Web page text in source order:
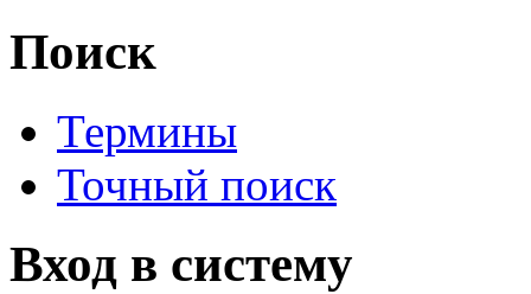
Поиск
Термины
Точный поиск
Вход в систему